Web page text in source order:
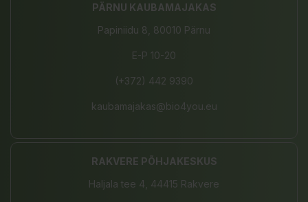
PÄRNU KAUBAMAJAKAS
Papiniidu 8, 80010 Pärnu
E-P 10-20
(+372) 442 9390
kaubamajakas@bio4you.eu
RAKVERE PÕHJAKESKUS
Haljala tee 4, 44415 Rakvere